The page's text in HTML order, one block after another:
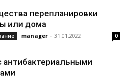
перепланировки
или дома
manager - 31.01.2022 0
антибактериальными